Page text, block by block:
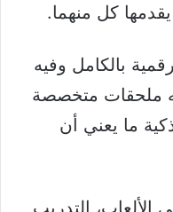
كل منهما.
بالكامل وفيه
ملحقات متخصصة
ما يعني أن
الألعاب، التدريب